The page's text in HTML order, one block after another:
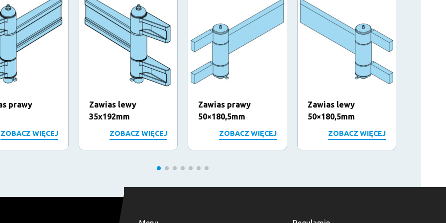
prawy
ZOBACZ WIĘCEJ
Zawias lewy
35x192mm
ZOBACZ WIĘCEJ
Zawias prawy
50×180,5mm
ZOBACZ WIĘCEJ
Zawias lewy
50×180,5mm
ZOBACZ WIĘCEJ